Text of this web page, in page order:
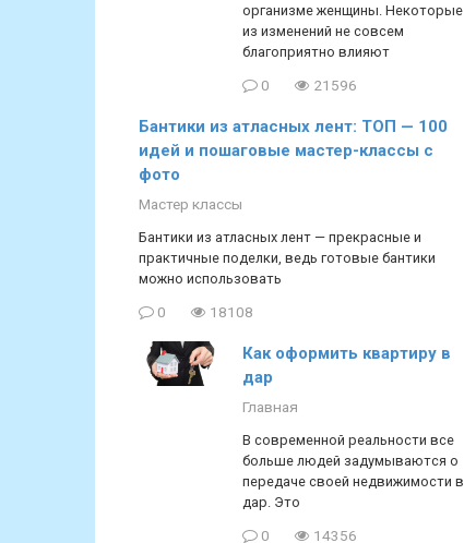
организме женщины. Некоторые
из изменений не совсем
благоприятно влияют
0 21596
Бантики из атласных лент: ТОП — 100
идей и пошаговые мастер-классы с
фото
Мастер классы
Бантики из атласных лент — прекрасные и
практичные поделки, ведь готовые бантики
можно использовать
0 18108
Как оформить квартиру в
дар
Главная
В современной реальности все
больше людей задумываются о
передаче своей недвижимости в
дар. Это
0 14356